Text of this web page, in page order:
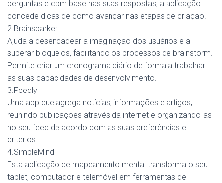
perguntas e com base nas suas respostas, a aplicação
concede dicas de como avançar nas etapas de criação.
2.Brainsparker
Ajuda a desencadear a imaginação dos usuários e a
superar bloqueios, facilitando os processos de brainstorm.
Permite criar um cronograma diário de forma a trabalhar
as suas capacidades de desenvolvimento.
3.Feedly
Uma app que agrega notícias, informações e artigos,
reunindo publicações através da internet e organizando-as
no seu feed de acordo com as suas preferências e
critérios.
4.SimpleMind
Esta aplicação de mapeamento mental transforma o seu
tablet, computador e telemóvel em ferramentas de